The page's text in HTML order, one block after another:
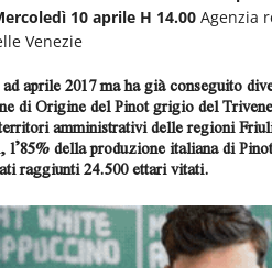
10 aprile H 14.00 Agenzia
Venezie
aprile 2017 ma ha già conseguito
di Origine del Pinot grigio del
amministrativi delle regioni
della produzione italiana di
raggiunti 24.500 ettari vitati.